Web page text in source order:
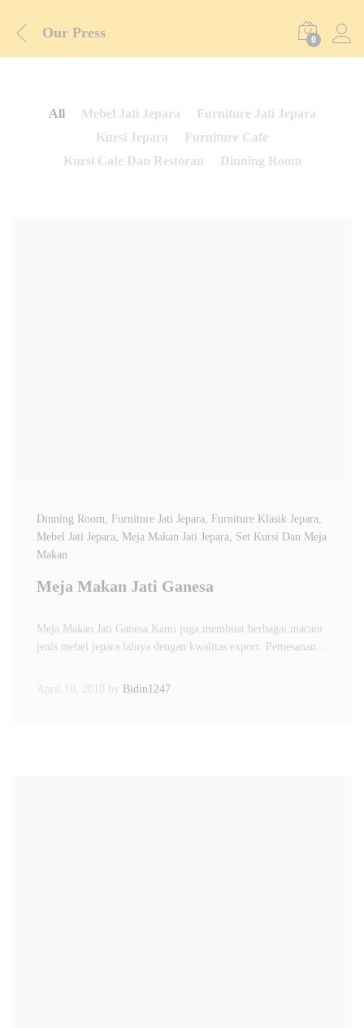
Our Press 0
All Mebel Jati Jepara
Furniture Jati Jepara
Kursi Jepara
Furniture Cafe
Kursi Cafe Dan Restoran
Dinning Room
Dinning Room, Furniture Jati Jepara, Furniture Klasik Jepara,
Mebel Jati Jepara, Meja Makan Jati Jepara, Set Kursi Dan Meja
Makan
Meja Makan Jati Ganesa
Meja Makan Jati Ganesa Kami juga membuat berbagai macam
jenis mebel jepara lainya dengan kwalitas export. Pemesanan…
April 10, 2018 by Bidin1247